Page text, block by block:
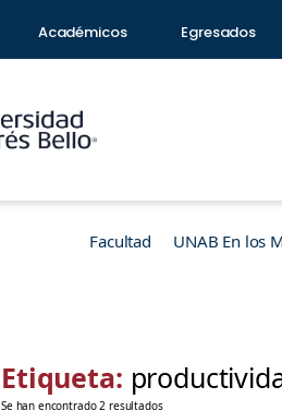
Académicos Egresados
Facultad UNAB En los
Etiqueta:
Se han encontrado 2 resultados